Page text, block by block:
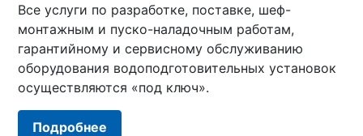
Все услуги по разработке, поставке, шеф-
монтажным и пуско-наладочным работам,
гарантийному и сервисному обслуживанию
оборудования водоподготовительных установок
осуществляются «под ключ».
Подробнее